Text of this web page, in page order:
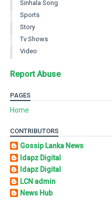
Sinhala Song
Sports
Story
Tv Shows
Video
Report Abuse
PAGES
Home
CONTRIBUTORS
Gossip Lanka News
Idapz Digital
Idapz Digital
LCN admin
News Hub